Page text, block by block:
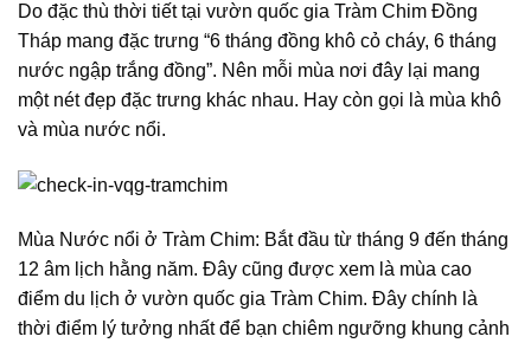
Do đặc thù thời tiết tại vườn quốc gia Tràm Chim Đồng
Tháp mang đặc trưng “6 tháng đồng khô cỏ cháy, 6 tháng
nước ngập trắng đồng”. Nên mỗi mùa nơi đây lại mang
một nét đẹp đặc trưng khác nhau. Hay còn gọi là mùa khô
và mùa nước nổi.
Mùa Nước nổi ở Tràm Chim: Bắt đầu từ tháng 9 đến tháng
12 âm lịch hằng năm. Đây cũng được xem là mùa cao
điểm du lịch ở vườn quốc gia Tràm Chim. Đây chính là
thời điểm lý tưởng nhất để bạn chiêm ngưỡng khung cảnh